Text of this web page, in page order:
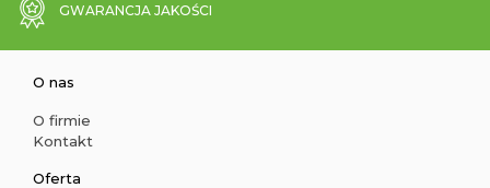
GWARANCJA JAKOŚCI
O nas
O firmie
Kontakt
Oferta